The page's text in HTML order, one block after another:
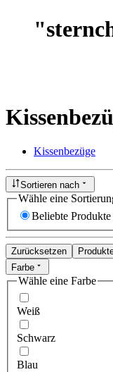
"
Kissenbezüge
Sortieren nach
Wähle eine
Beliebte Produkte
Zurücksetzen
Farbe
Wähle eine Farbe
Weiß
Schwarz
Blau